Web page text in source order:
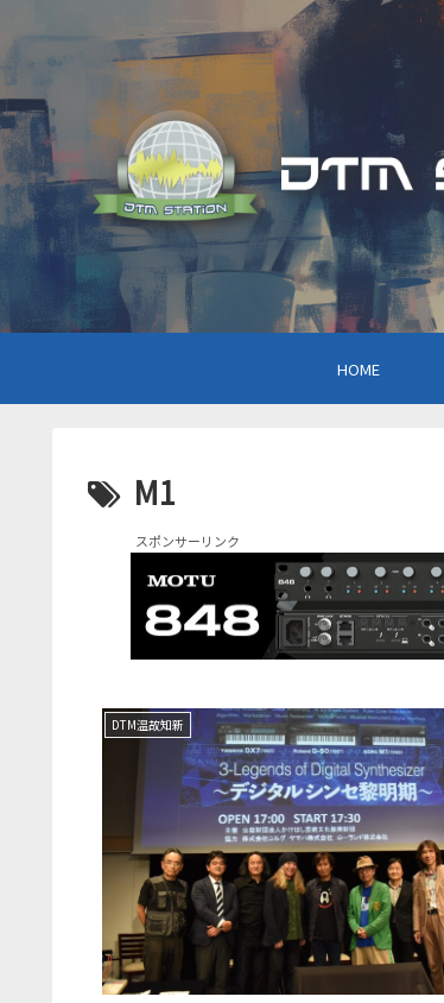
HOME
M1
スポンサーリンク
DTM温故知新